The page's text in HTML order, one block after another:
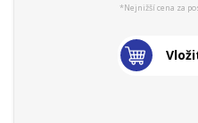
*Nejnižší cena za